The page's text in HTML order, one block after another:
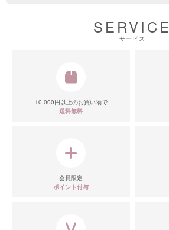
SERVICE
サービス
10,000円以上のお買い物で
送料無料
会員限定
ポイント付与